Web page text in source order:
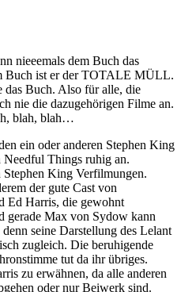
nieeemals dem Buch das
Buch ist er der TOTALE MÜLL.
Buch. Also für alle, die
nie die dazugehörigen Filme an.
blah, blah…
ein oder anderen Stephen King
Needful Things ruhig an.
Stephen King Verfilmungen.
der gute Cast von
Ed Harris, die gewohnt
gerade Max von Sydow kann
seine Darstellung des Lelant
zugleich. Die beruhigende
tut da ihr übriges.
zu erwähnen, da alle anderen
oder nur Beiwerk sind.